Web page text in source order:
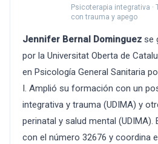
Psicoterapia integrativa ·
con trauma y apego
Jennifer Bernal Dominguez se
por la Universitat Oberta de
en Psicología General Sanitaria
I. Amplió su formación con un
integrativa y trauma (UDIMA) y
perinatal y salud mental (UDIMA).
con el número 32676 y coordina